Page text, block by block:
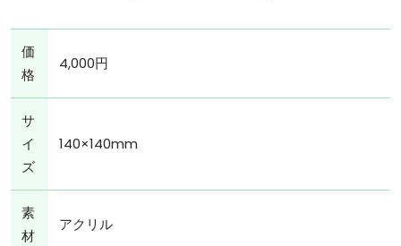
価
格
4,000円
サ
イ
ズ
140×140mm
素
材
アクリル